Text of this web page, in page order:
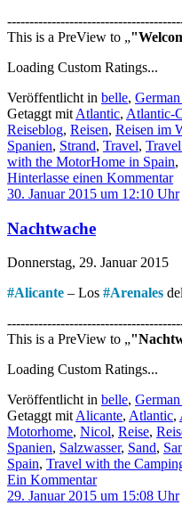
This is a PreView to
Loading Custom Ratings...
Veröffentlicht in belle,
Getaggt mit Atlantic, Atlantic-
Reiseblog, Reisen, Reisen im
Spanien, Strand, Travel,
with the MotorHome in Spain,
Hinterlasse einen Kommentar
30. Januar 2015 um 12:10 Uhr
Nachtwache
Donnerstag, 29. Januar 2015
#Alicante – Los #Arenales
This is a PreView to
Loading Custom Ratings...
Veröffentlicht in belle,
Getaggt mitAlicante, Atlantic,
Motorhome, Nicol, Reise,
Spanien, Salzwasser, Sand,
Spain, Travel with the
Ein Kommentar
29. Januar 2015 um 15:08 Uhr